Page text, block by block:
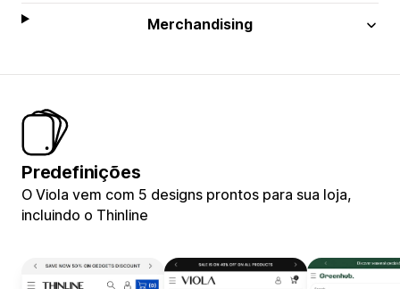
Merchandising
Predefinições
O Viola vem com 5 designs prontos para sua loja,
incluindo o Thinline